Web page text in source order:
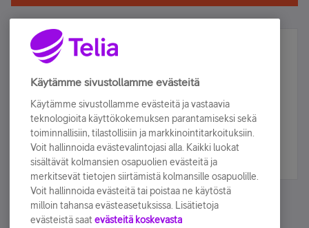
Älä jää paitsi – osallistu ja voita!
Tilaa Telian uutiskirje ja olet mukana arvonnassa.
sähköpostiisi.
Tilaa nyt
Käytämme sivustollamme evästeitä
Käytämme sivustollamme evästeitä ja vastaavia
teknologioita käyttökokemuksen parantamiseksi sekä
toiminnallisiin, tilastollisiin ja markkinointitarkoituksiin.
Voit hallinnoida evästevalintojasi alla. Kaikki luokat
sisältävät kolmansien osapuolien evästeitä ja
merkitsevät tietojen siirtämistä kolmansille osapuolille.
Voit hallinnoida evästeitä tai poistaa ne käytöstä
milloin tahansa evästeasetuksissa. Lisätietoja
evästeistä saat evästeitä koskevasta